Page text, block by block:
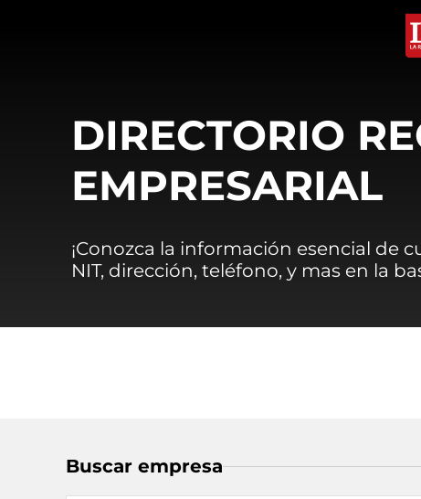
DIRECTORIO
EMPRESARIAL
¡Conozca la información esencial de
NIT, dirección, teléfono, y mas en la
Buscar empresa